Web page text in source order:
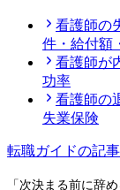
看護師の
件・給付額
看護師が
功率
看護師の
失業保険
転職ガイドの記
「次決まる前に辞